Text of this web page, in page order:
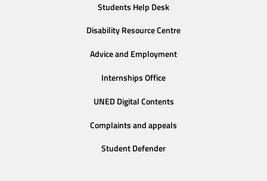
Students Help Desk
Disability Resource Centre
Advice and Employment
Internships Office
UNED Digital Contents
Complaints and appeals
Student Defender